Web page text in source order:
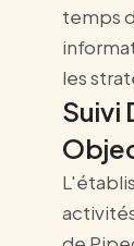
temps
les
Suivi